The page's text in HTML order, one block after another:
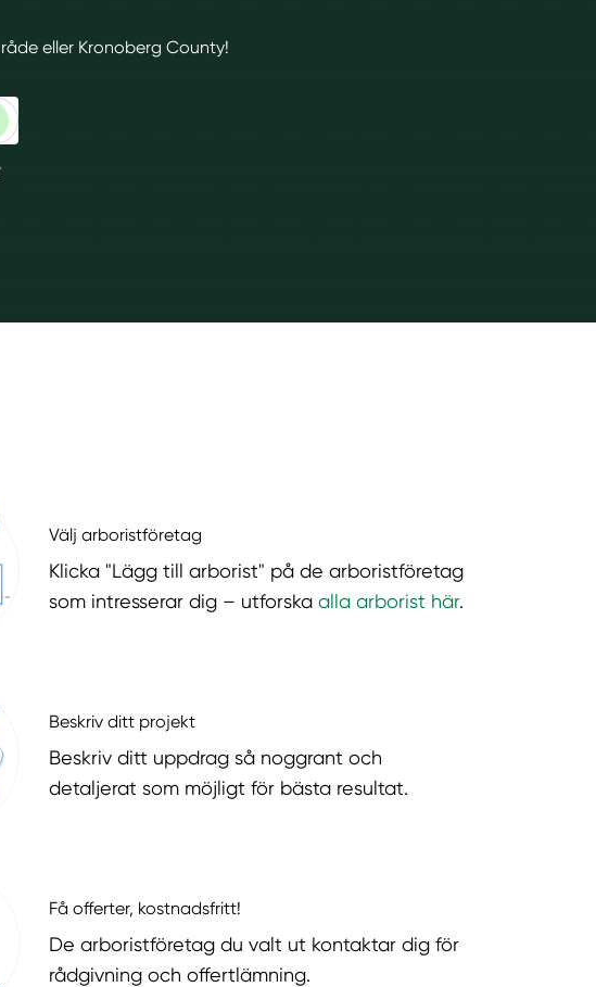
eller Kronoberg County!
Välj arboristföretag
Klicka "Lägg till arborist" på de arboristföretag
som intresserar dig – utforska alla arborist här.
Beskriv ditt projekt
Beskriv ditt uppdrag så noggrant och
detaljerat som möjligt för bästa resultat.
Få offerter, kostnadsfritt!
De arboristföretag du valt ut kontaktar dig för
rådgivning och offertlämning.